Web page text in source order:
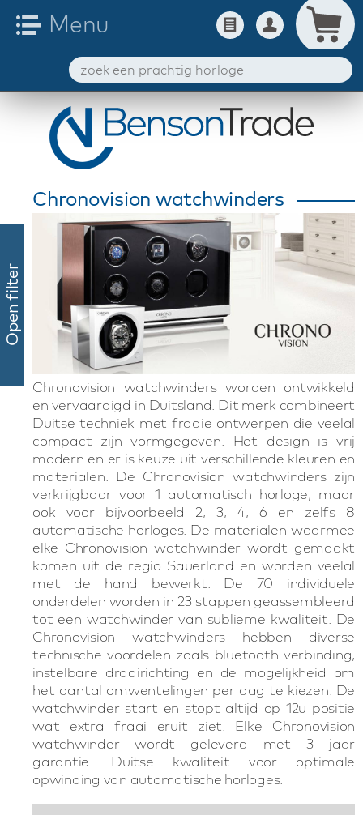
Open filter
Chronovision watchwinders
Chronovision watchwinders worden ontwikkeld
en vervaardigd in Duitsland. Dit merk combineert
Duitse techniek met fraaie ontwerpen die veelal
compact zijn vormgegeven. Het design is vrij
modern en er is keuze uit verschillende kleuren en
materialen. De Chronovision watchwinders zijn
verkrijgbaar voor 1 automatisch horloge, maar
ook voor bijvoorbeeld 2, 3, 4, 6 en zelfs 8
automatische horloges. De materialen waarmee
elke Chronovision watchwinder wordt gemaakt
komen uit de regio Sauerland en worden veelal
met de hand bewerkt. De 70 individuele
onderdelen worden in 23 stappen geassembleerd
tot een watchwinder van sublieme kwaliteit. De
Chronovision watchwinders hebben diverse
technische voordelen zoals bluetooth verbinding,
instelbare draairichting en de mogelijkheid om
het aantal omwentelingen per dag te kiezen. De
watchwinder start en stopt altijd op 12u positie
wat extra fraai eruit ziet. Elke Chronovision
watchwinder wordt geleverd met 3 jaar
garantie. Duitse kwaliteit voor optimale
opwinding van automatische horloges.